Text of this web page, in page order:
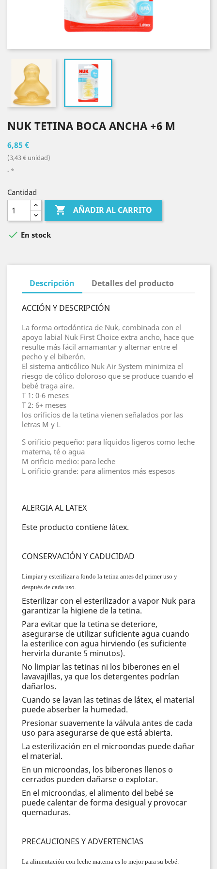
NUK TETINA BOCA ANCHA +6 M
6,85 €
(3,43 € unidad)
*
Cantidad
 AÑADIR AL CARRITO
 En stock
Descripción Detalles del producto
ACCIÓN Y DESCRIPCIÓN
La forma ortodóntica de Nuk, combinada con el
apoyo labial Nuk First Choice extra ancho, hace que
resulte más fácil amamantar y alternar entre el
pecho y el biberón.
El sistema anticólico Nuk Air System minimiza el
riesgo de cólico doloroso que se produce cuando el
bebé traga aire.
T 1: 0-6 meses
T 2: 6+ meses
los orificios de la tetina vienen señalados por las
letras M y L
S orificio pequeño: para líquidos ligeros como leche
materna, té o agua
M orificio medio: para leche
L orificio grande: para alimentos más espesos
ALERGIA AL LATEX
Este producto contiene látex.
CONSERVACIÓN Y CADUCIDAD
Limpiar y esterilizar a fondo la tetina antes del primer uso y
después de cada uso.
Esterilizar con el esterilizador a vapor Nuk para
garantizar la higiene de la tetina.
Para evitar que la tetina se deteriore,
asegurarse de utilizar suficiente agua cuando
la esterilice con agua hirviendo (es suficiente
hervirla durante 5 minutos).
No limpiar las tetinas ni los biberones en el
lavavajillas, ya que los detergentes podrían
dañarlos.
Cuando se lavan las tetinas de látex, el material
puede abserber la humedad.
Presionar suavemente la válvula antes de cada
uso para asegurarse de que está abierta.
La esterilización en el microondas puede dañar
el material.
En un microondas, los biberones llenos o
cerrados pueden dañarse o explotar.
En el microondas, el alimento del bebé se
puede calentar de forma desigual y provocar
quemaduras.
PRECAUCIONES Y ADVERTENCIAS
La alimentación con leche materna es lo mejor para su bebé.